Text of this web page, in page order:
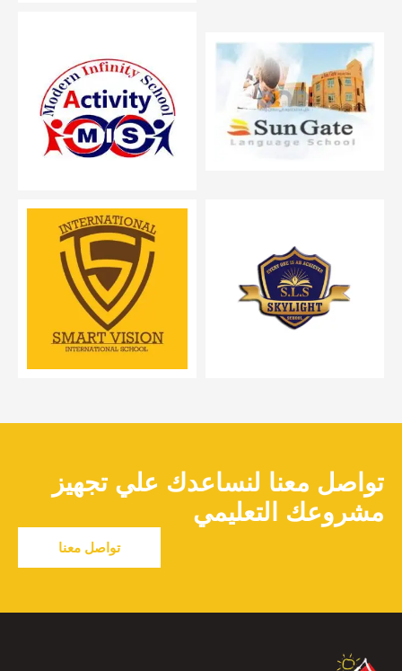
تواصل معنا لنساعدك علي تجهيز
مشروعك التعليمي
تواصل معنا